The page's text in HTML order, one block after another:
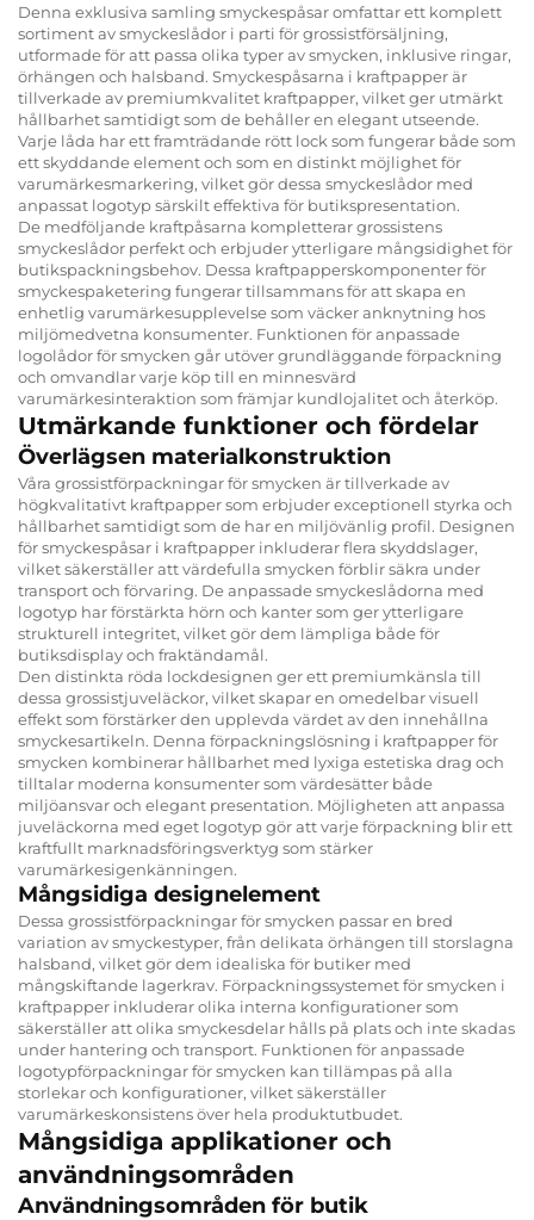
Denna exklusiva samling smyckespåsar omfattar ett komplett
sortiment av smyckeslådor i parti för grossistförsäljning,
utformade för att passa olika typer av smycken, inklusive ringar,
örhängen och halsband. Smyckespåsarna i kraftpapper är
tillverkade av premiumkvalitet kraftpapper, vilket ger utmärkt
hållbarhet samtidigt som de behåller en elegant utseende.
Varje låda har ett framträdande rött lock som fungerar både som
ett skyddande element och som en distinkt möjlighet för
varumärkesmarkering, vilket gör dessa smyckeslådor med
anpassat logotyp särskilt effektiva för butikspresentation.
De medföljande kraftpåsarna kompletterar grossistens
smyckeslådor perfekt och erbjuder ytterligare mångsidighet för
butikspackningsbehov. Dessa kraftpapperskomponenter för
smyckespaketering fungerar tillsammans för att skapa en
enhetlig varumärkesupplevelse som väcker anknytning hos
miljömedvetna konsumenter. Funktionen för anpassade
logolådor för smycken går utöver grundläggande förpackning
och omvandlar varje köp till en minnesvärd
varumärkesinteraktion som främjar kundlojalitet och återköp.
Utmärkande funktioner och fördelar
Överlägsen materialkonstruktion
Våra grossistförpackningar för smycken är tillverkade av
högkvalitativt kraftpapper som erbjuder exceptionell styrka och
hållbarhet samtidigt som de har en miljövänlig profil. Designen
för smyckespåsar i kraftpapper inkluderar flera skyddslager,
vilket säkerställer att värdefulla smycken förblir säkra under
transport och förvaring. De anpassade smyckeslådorna med
logotyp har förstärkta hörn och kanter som ger ytterligare
strukturell integritet, vilket gör dem lämpliga både för
butiksdisplay och fraktändamål.
Den distinkta röda lockdesignen ger ett premiumkänsla till
dessa grossistjuveläckor, vilket skapar en omedelbar visuell
effekt som förstärker den upplevda värdet av den innehållna
smyckesartikeln. Denna förpackningslösning i kraftpapper för
smycken kombinerar hållbarhet med lyxiga estetiska drag och
tilltalar moderna konsumenter som värdesätter både
miljöansvar och elegant presentation. Möjligheten att anpassa
juveläckorna med eget logotyp gör att varje förpackning blir ett
kraftfullt marknadsföringsverktyg som stärker
varumärkesigenkänningen.
Mångsidiga designelement
Dessa grossistförpackningar för smycken passar en bred
variation av smyckestyper, från delikata örhängen till storslagna
halsband, vilket gör dem idealiska för butiker med
mångskiftande lagerkrav. Förpackningssystemet för smycken i
kraftpapper inkluderar olika interna konfigurationer som
säkerställer att olika smyckesdelar hålls på plats och inte skadas
under hantering och transport. Funktionen för anpassade
logotypförpackningar för smycken kan tillämpas på alla
storlekar och konfigurationer, vilket säkerställer
varumärkeskonsistens över hela produktutbudet.
Mångsidiga applikationer och
användningsområden
Användningsområden för butik